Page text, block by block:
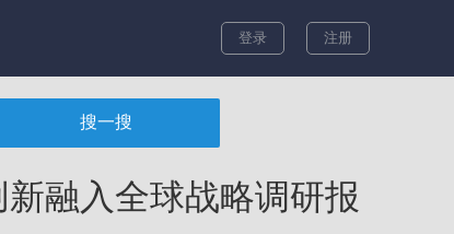
登录 注册
融入全球战略调研报